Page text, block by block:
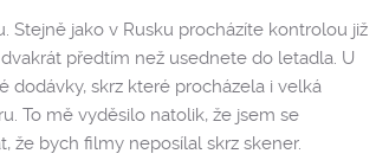
Stejně jako v Rusku procházíte kontrolou již
předtím než usednete do letadla. U
skrz které procházela i velká
To mě vyděsilo natolik, že jsem se
že bych filmy neposílal skrz skener.